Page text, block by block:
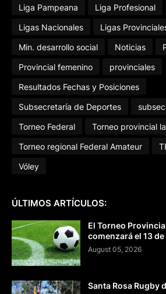
Liga Pampeana
Liga Profesional
Ligas Nacionales
Ligas
Min. desarrollo social
Noticias
Provincial femenino
provinciales
Resultados Fechas y Posiciones
Subsecretaría de Deportes
Torneo Federal
Torneo provincial
Torneo regional Federal Amateur
Vóley
ÚLTIMOS ARTÍCULOS:
El Torneo
comenzará el 13
August 05, 2026
Santa Rosa Rugby